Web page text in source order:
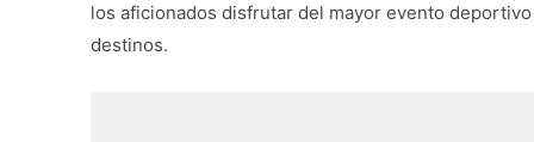
los aficionados disfrutar del mayor evento
destinos.